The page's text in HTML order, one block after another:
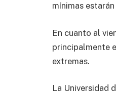
mínimas
En cuanto al
principalmente
extremas.
La Universidad